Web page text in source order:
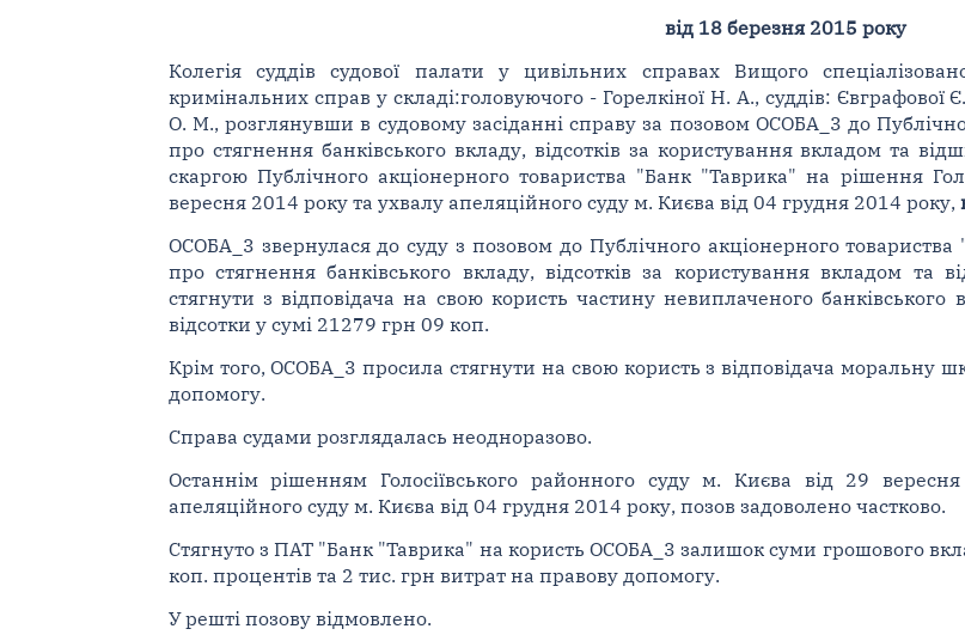
від 18 березня 2015 року
Колегія суддів судової палати у цивільних справах Вищого
кримінальних справ у складі:головуючого - Горелкіної Н. А., суддів: Євграфової
О. М., розглянувши в судовому засіданні справу за позовом ОСОБА_3 до
про стягнення банківського вкладу, відсотків за користування вкладом та
скаргою Публічного акціонерного товариства "Банк "Таврика" на рішення
вересня 2014 року та ухвалу апеляційного суду м. Києва від 04 грудня 2014 року,
ОСОБА_3 звернулася до суду з позовом до Публічного акціонерного
про стягнення банківського вкладу, відсотків за користування вкладом та
стягнути з відповідача на свою користь частину невиплаченого
відсотки у сумі 21279 грн 09 коп.
Крім того, ОСОБА_3 просила стягнути на свою користь з відповідача моральну
допомогу.
Справа судами розглядалась неодноразово.
Останнім рішенням Голосіївського районного суду м. Києва від 29
апеляційного суду м. Києва від 04 грудня 2014 року, позов задоволено частково.
Стягнуто з ПАТ "Банк "Таврика" на користь ОСОБА_3 залишок суми грошового
коп. процентів та 2 тис. грн витрат на правову допомогу.
У решті позову відмовлено.